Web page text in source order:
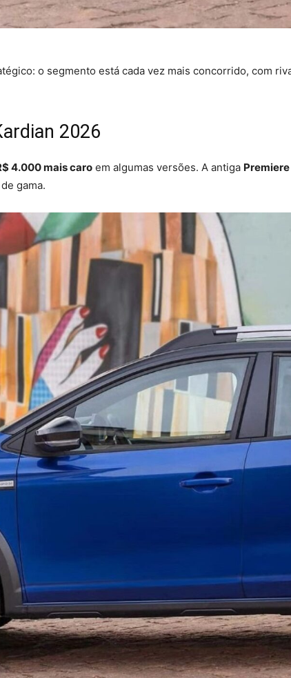
o segmento está cada vez mais concorrido, com
2026
4.000 mais caro em algumas versões. A antiga
gama.